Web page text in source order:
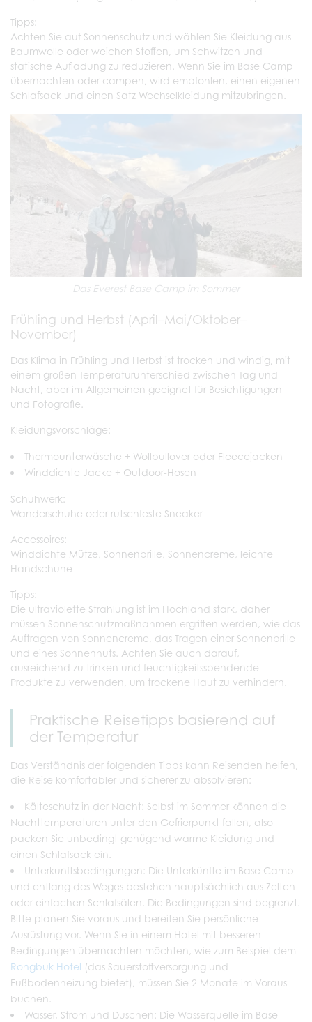
Tipps:
Achten Sie auf Sonnenschutz und wählen Sie Kleidung aus
Baumwolle oder weichen Stoffen, um Schwitzen und
statische Aufladung zu reduzieren. Wenn Sie im Base Camp
übernachten oder campen, wird empfohlen, einen eigenen
Schlafsack und einen Satz Wechselkleidung mitzubringen.
Das Everest Base Camp im Sommer
Frühling und Herbst (April–Mai/Oktober–
November)
Das Klima in Frühling und Herbst ist trocken und windig, mit
einem großen Temperaturunterschied zwischen Tag und
Nacht, aber im Allgemeinen geeignet für Besichtigungen
und Fotografie.
Kleidungsvorschläge:
Thermounterwäsche + Wollpullover oder Fleecejacken
Winddichte Jacke + Outdoor-Hosen
Schuhwerk:
Wanderschuhe oder rutschfeste Sneaker
Accessoires:
Winddichte Mütze, Sonnenbrille, Sonnencreme, leichte
Handschuhe
Tipps:
Die ultraviolette Strahlung ist im Hochland stark, daher
müssen Sonnenschutzmaßnahmen ergriffen werden, wie das
Auftragen von Sonnencreme, das Tragen einer Sonnenbrille
und eines Sonnenhuts. Achten Sie auch darauf,
ausreichend zu trinken und feuchtigkeitsspendende
Produkte zu verwenden, um trockene Haut zu verhindern.
Praktische Reisetipps basierend auf
der Temperatur
Das Verständnis der folgenden Tipps kann Reisenden helfen,
die Reise komfortabler und sicherer zu absolvieren:
Kälteschutz in der Nacht: Selbst im Sommer können die
Nachttemperaturen unter den Gefrierpunkt fallen, also
packen Sie unbedingt genügend warme Kleidung und
einen Schlafsack ein.
Unterkunftsbedingungen: Die Unterkünfte im Base Camp
und entlang des Weges bestehen hauptsächlich aus Zelten
oder einfachen Schlafsälen. Die Bedingungen sind begrenzt.
Bitte planen Sie voraus und bereiten Sie persönliche
Ausrüstung vor. Wenn Sie in einem Hotel mit besseren
Bedingungen übernachten möchten, wie zum Beispiel dem
Rongbuk Hotel (das Sauerstoffversorgung und
Fußbodenheizung bietet), müssen Sie 2 Monate im Voraus
buchen.
Wasser, Strom und Duschen: Die Wasserquelle im Base